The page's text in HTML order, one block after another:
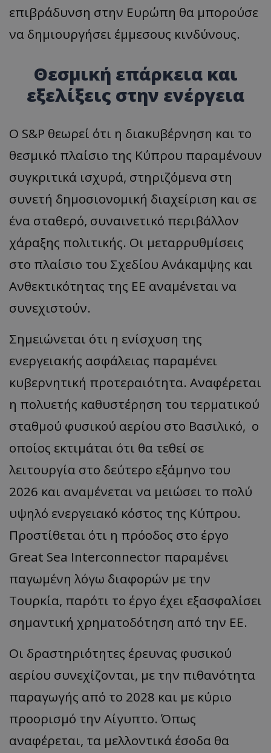
επιβράδυνση στην Ευρώπη θα μπορούσε
να δημιουργήσει έμμεσους κινδύνους.
Θεσμική επάρκεια και
εξελίξεις στην ενέργεια
Ο S&P θεωρεί ότι η διακυβέρνηση και το
θεσμικό πλαίσιο της Κύπρου παραμένουν
συγκριτικά ισχυρά, στηριζόμενα στη
συνετή δημοσιονομική διαχείριση και σε
ένα σταθερό, συναινετικό περιβάλλον
χάραξης πολιτικής. Οι μεταρρυθμίσεις
στο πλαίσιο του Σχεδίου Ανάκαμψης και
Ανθεκτικότητας της ΕΕ αναμένεται να
συνεχιστούν.
Σημειώνεται ότι η ενίσχυση της
ενεργειακής ασφάλειας παραμένει
κυβερνητική προτεραιότητα. Αναφέρεται
η πολυετής καθυστέρηση του τερματικού
σταθμού φυσικού αερίου στο Βασιλικό, ο
οποίος εκτιμάται ότι θα τεθεί σε
λειτουργία στο δεύτερο εξάμηνο του
2026 και αναμένεται να μειώσει το πολύ
υψηλό ενεργειακό κόστος της Κύπρου.
Προστίθεται ότι η πρόοδος στο έργο
Great Sea Interconnector παραμένει
παγωμένη λόγω διαφορών με την
Τουρκία, παρότι το έργο έχει εξασφαλίσει
σημαντική χρηματοδότηση από την ΕΕ.
Οι δραστηριότητες έρευνας φυσικού
αερίου συνεχίζονται, με την πιθανότητα
παραγωγής από το 2028 και με κύριο
προορισμό την Αίγυπτο. Όπως
αναφέρεται, τα μελλοντικά έσοδα θα